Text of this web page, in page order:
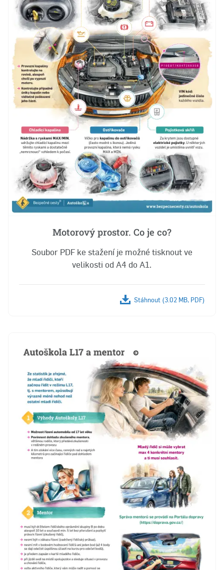
Motorový prostor. Co je co?
Soubor PDF ke stažení je možné tisknout ve
velikosti od A4 do A1.
Stáhnout (3.02 MB, PDF)